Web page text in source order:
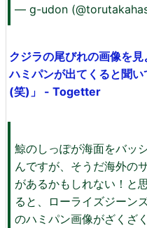
— g-udon
クジラの尾びれの画像を
ハミパンが出てくると聞
(笑)」 - Togetter
鯨のしっぽが海面をバッ
んですが、そうだ海外の
があるかもしれない！と
ると、ローライズジーン
のハミパン画像がざくざ